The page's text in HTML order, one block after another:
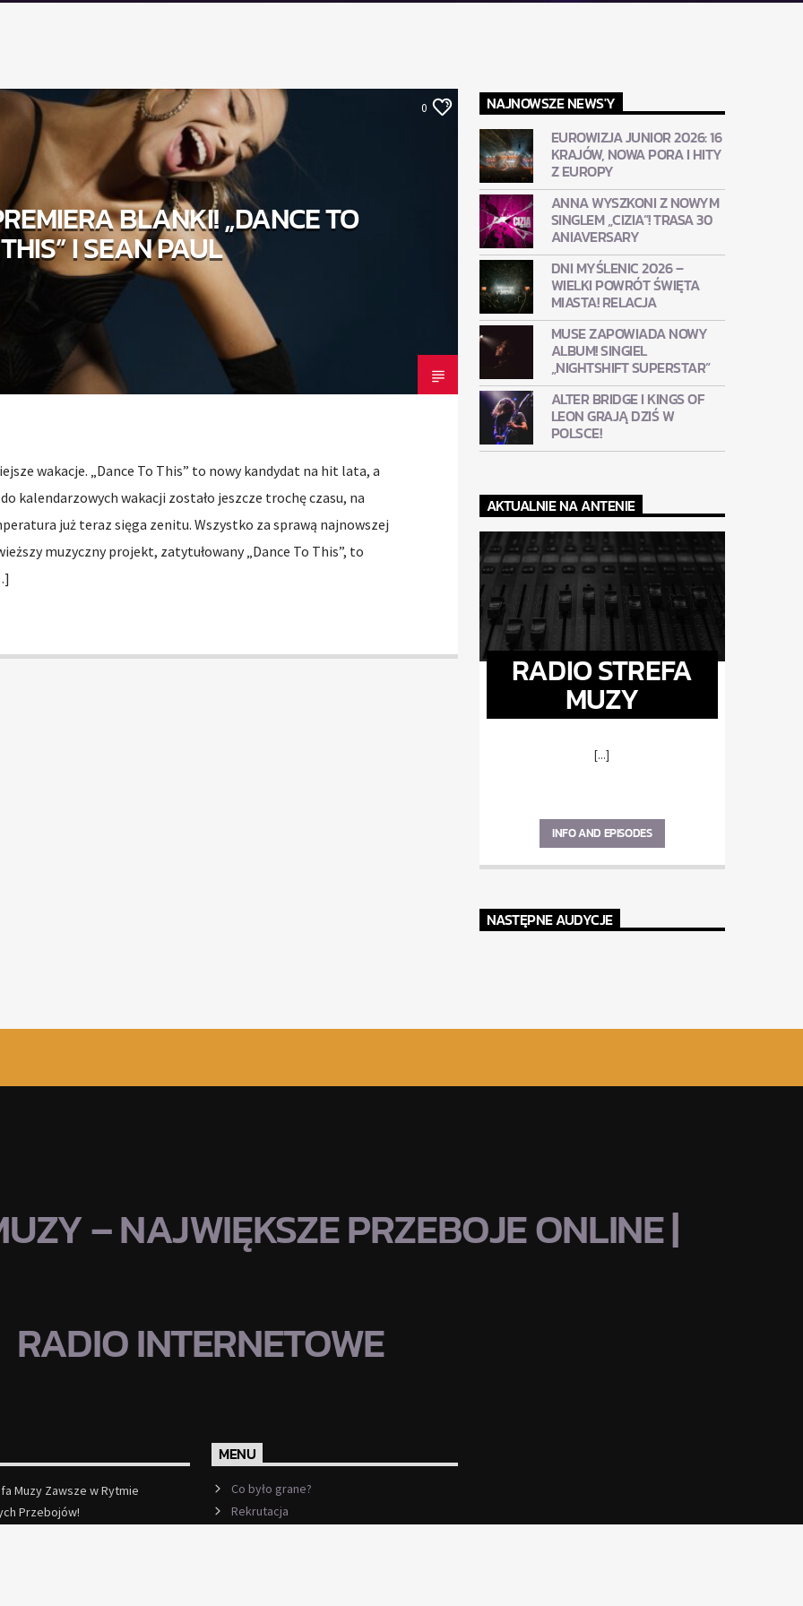
0
BLANKI! „DANCE TO
THIS” I SEAN PAUL
wakacje. „Dance To This” to nowy kandydat na hit lata, a
kalendarzowych wakacji zostało jeszcze trochę czasu, na
już teraz sięga zenitu. Wszystko za sprawą najnowszej
muzyczny projekt, zatytułowany „Dance To This”, to
NAJNOWSZE NEWS'Y
EUROWIZJA JUNIOR 2026: 16
KRAJÓW, NOWA PORA I HITY
Z EUROPY
ANNA WYSZKONI Z NOWYM
SINGLEM „CIZIA”! TRASA 30
ANIAVERSARY
DNI MYŚLENIC 2026 –
WIELKI POWRÓT ŚWIĘTA
MIASTA! RELACJA
MUSE ZAPOWIADA NOWY
ALBUM! SINGIEL
„NIGHTSHIFT SUPERSTAR”
ALTER BRIDGE I KINGS OF
LEON GRAJĄ DZIŚ W
POLSCE!
AKTUALNIE NA ANTENIE
RADIO STREFA
MUZY
[...]
INFO AND EPISODES
NASTĘPNE AUDYCJE
– NAJWIĘKSZE PRZEBOJE ONLINE |
RADIO INTERNETOWE
Muzy Zawsze w Rytmie
Przebojów!
MENU
Co było grane?
Rekrutacja